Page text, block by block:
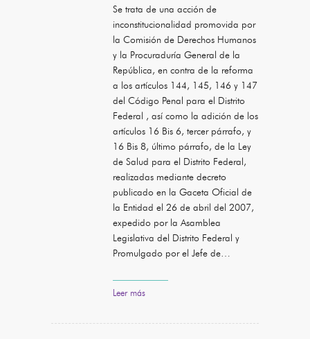
Se trata de una acción de
inconstitucionalidad promovida por
la Comisión de Derechos Humanos
y la Procuraduría General de la
República, en contra de la reforma
a los artículos 144, 145, 146 y 147
del Código Penal para el Distrito
Federal , así como la adición de los
artículos 16 Bis 6, tercer párrafo, y
16 Bis 8, último párrafo, de la Ley
de Salud para el Distrito Federal,
realizadas mediante decreto
publicado en la Gaceta Oficial de
la Entidad el 26 de abril del 2007,
expedido por la Asamblea
Legislativa del Distrito Federal y
Promulgado por el Jefe de…
Leer más